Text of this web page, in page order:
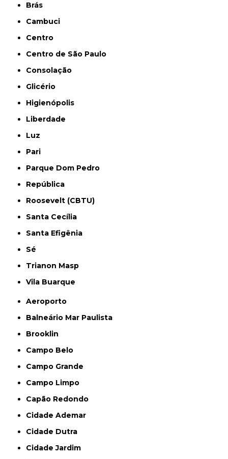
Brás
Cambuci
Centro
Centro de São Paulo
Consolação
Glicério
Higienópolis
Liberdade
Luz
Pari
Parque Dom Pedro
República
Roosevelt (CBTU)
Santa Cecília
Santa Efigênia
Sé
Trianon Masp
Vila Buarque
Aeroporto
Balneário Mar Paulista
Brooklin
Campo Belo
Campo Grande
Campo Limpo
Capão Redondo
Cidade Ademar
Cidade Dutra
Cidade Jardim